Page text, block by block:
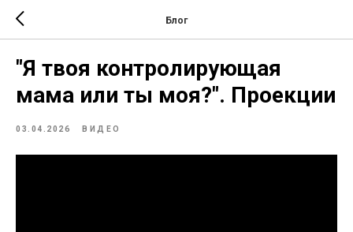
Блог
"Я твоя контролирующая
мама или ты моя?". Проекции
03.04.2026 ВИДЕО